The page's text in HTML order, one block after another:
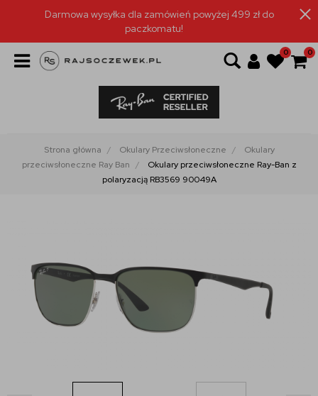
Darmowa wysyłka dla zamówień powyżej 499 zł do
paczkomatu!
0 0
Strona główna Okulary Przeciwsłoneczne
Okulary
przeciwsłoneczne Ray Ban
Okulary przeciwsłoneczne Ray-Ban z
polaryzacją RB3569 90049A